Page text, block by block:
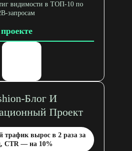
видимости в ТОП-10 по
запросам
Блог И
Проект
трафик вырос в 2 раза за
CTR — на 10%